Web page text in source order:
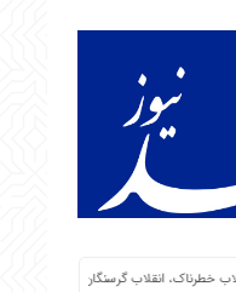
گرسنگان است. من از شورشهایی که دلیل